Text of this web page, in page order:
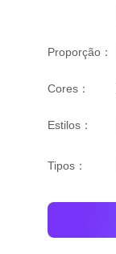
Proporção：
Cores：
Estilos：
Tipos：